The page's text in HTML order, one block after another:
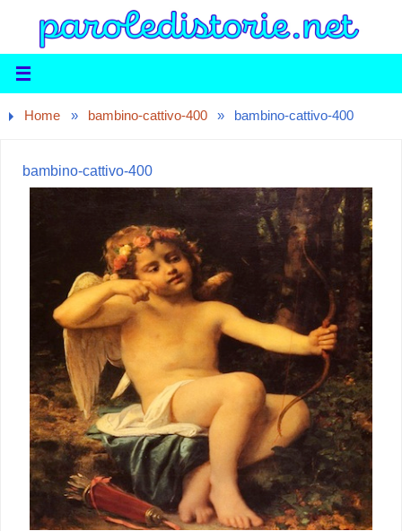
Home » bambino-cattivo-400 » bambino-cattivo-400
bambino-cattivo-400